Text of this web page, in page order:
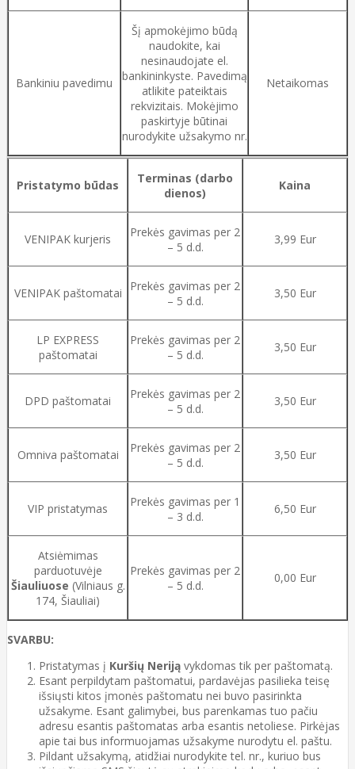
Bankiniu pavedimu
Šį apmokėjimo būdą
naudokite, kai
nesinaudojate el.
bankininkyste. Pavedimą
atlikite pateiktais
rekvizitais. Mokėjimo
paskirtyje būtinai
nurodykite užsakymo nr.
Netaikomas
Pristatymo būdas
Terminas (darbo
dienos)
Kaina
VENIPAK kurjeris
Prekės gavimas per 2
– 5 d.d.
3,99 Eur
VENIPAK paštomatai
Prekės gavimas per 2
– 5 d.d.
3,50 Eur
LP EXPRESS
paštomatai
Prekės gavimas per 2
– 5 d.d.
3,50 Eur
DPD paštomatai
Prekės gavimas per 2
– 5 d.d.
3,50 Eur
Omniva paštomatai
Prekės gavimas per 2
– 5 d.d.
3,50 Eur
VIP pristatymas
Prekės gavimas per 1
– 3 d.d.
6,50 Eur
Atsiėmimas
parduotuvėje
Šiauliuose (Vilniaus g.
174, Šiauliai)
Prekės gavimas per 2
– 5 d.d.
0,00 Eur
SVARBU:
Pristatymas į Kuršių Neriją vykdomas tik per paštomatą.
Esant perpildytam paštomatui, pardavėjas pasilieka teisę
išsiųsti kitos įmonės paštomatu nei buvo pasirinkta
užsakyme. Esant galimybei, bus parenkamas tuo pačiu
adresu esantis paštomatas arba esantis netoliese. Pirkėjas
apie tai bus informuojamas užsakyme nurodytu el. paštu.
Pildant užsakymą, atidžiai nurodykite tel. nr., kuriuo bus